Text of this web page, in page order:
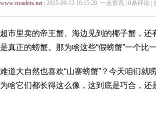
www.creaders.net| 2025-09-13 16:15:28 一点资讯 | 0条评论 |
超市里卖的帝王蟹、海边见到的椰子蟹，
是真正的螃蟹。那为啥这些“假螃蟹”一个
难道大自然也喜欢“山寨螃蟹”？今天咱们就
为啥它们都长得这么像，这到底是巧合，还